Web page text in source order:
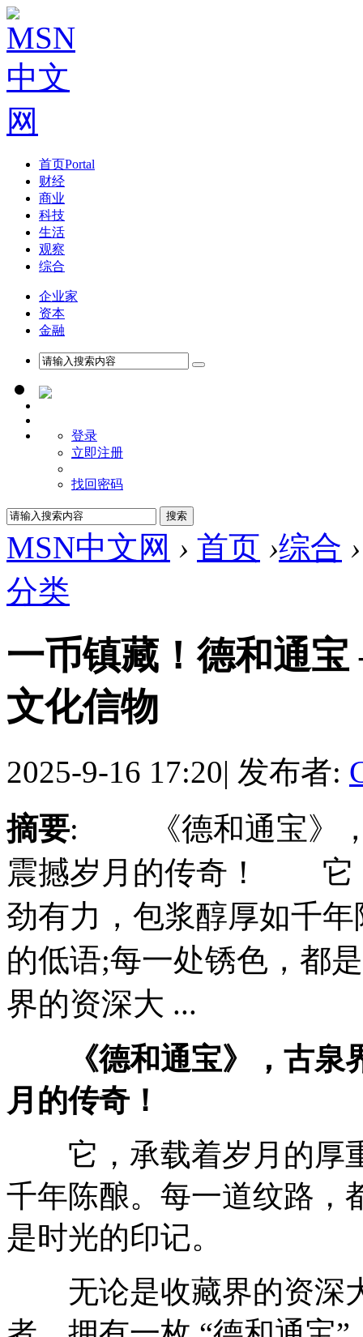
首页Portal
财经
商业
科技
生活
观察
综合
企业家
资本
金融
登录
立即注册
找回密码
MSN中文网 › 首页 ›综合 ›
分类
一币镇藏！德和通
文化信物
2025-9-16 17:20| 发布者:
摘要: 《德和通宝》，
震撼岁月的传奇！ 它
劲有力，包浆醇厚如千
的低语;每一处锈色，
界的资深大 ...
《德和通宝》，古
月的传奇！
它，承载着岁月的厚
千年陈酿。每一道纹路，
是时光的印记。
无论是收藏界的资深